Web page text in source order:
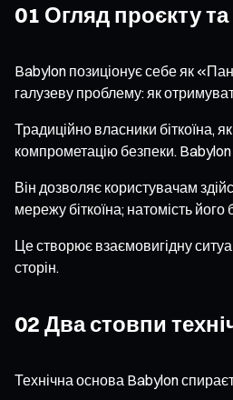
01 Огляд проєкту
Babylon позиціонує себе як
галузеву проблему: як
Традиційно власники біткоїна,
компрометацію безпеки.
Він дозволяє користувачам
мережу біткоїна; натомість
Це створює взаємовигідну
сторін.
02 Два стовпи
Технічна основа Babylon